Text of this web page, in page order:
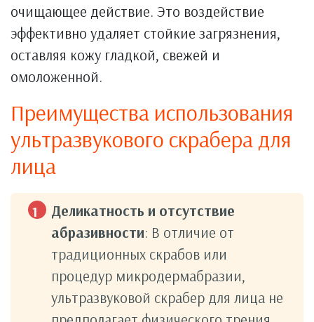
очищающее действие. Это воздействие
эффективно удаляет стойкие загрязнения,
оставляя кожу гладкой, свежей и
омоложенной.
Преимущества использования
ультразвукового скрабера для
лица
Деликатность и отсутствие
абразивности: В отличие от
традиционных скрабов или
процедур микродермабразии,
ультразвуковой скрабер для лица не